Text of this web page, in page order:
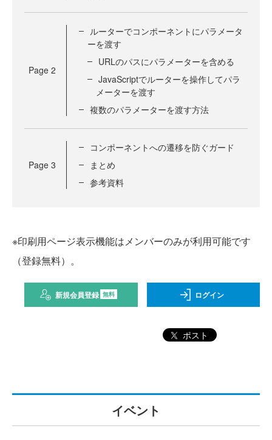
Page 2
ルーターでコンポーネントにパラメータ
ーを渡す
URLのパスにパラメーターを含める
JavaScriptでルーターを操作してパラ
メーターを渡す
複数のパラメーターを渡す方法
Page 3
コンポーネントへの遷移を防ぐガード
まとめ
参考資料
※印刷用ページ表示機能はメンバーのみが利用可能です
（登録無料）。
新規会員登録 無料 ログイン
ポスト
イベント